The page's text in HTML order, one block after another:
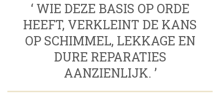
‘ WIE DEZE BASIS OP ORDE
HEEFT, VERKLEINT DE KANS
OP SCHIMMEL, LEKKAGE EN
DURE REPARATIES
AANZIENLIJK. ’